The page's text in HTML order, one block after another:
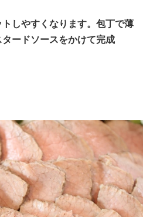
しやすくなります。包丁で薄
ードソースをかけて完成